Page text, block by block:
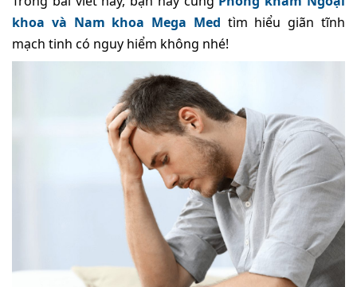
khoa và Nam khoa Mega Med tìm hiểu giãn tĩnh
mạch tinh có nguy hiểm không nhé!